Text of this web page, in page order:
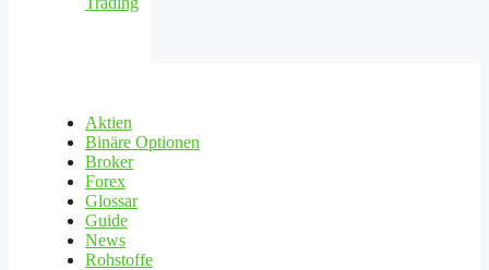
Aktien
Binäre Optionen
Broker
Forex
Glossar
Guide
News
Rohstoffe